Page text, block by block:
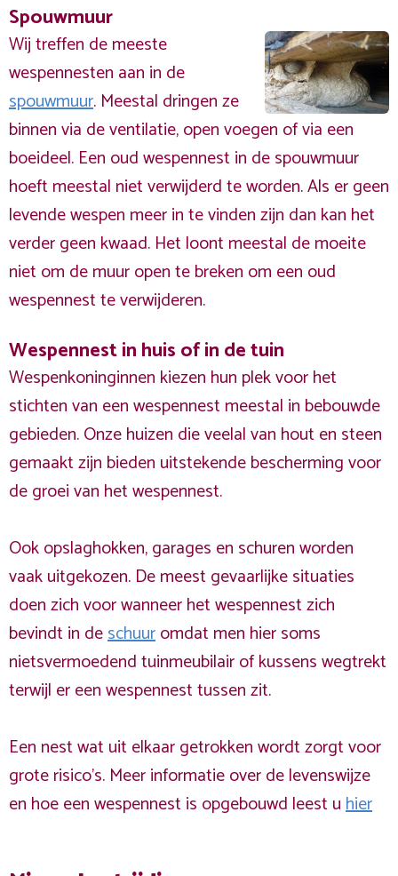
Spouwmuur
Wij treffen de meeste
wespennesten aan in de
spouwmuur. Meestal dringen ze
binnen via de ventilatie, open voegen of via een
boeideel. Een oud wespennest in de spouwmuur
hoeft meestal niet verwijderd te worden. Als er geen
levende wespen meer in te vinden zijn dan kan het
verder geen kwaad. Het loont meestal de moeite
niet om de muur open te breken om een oud
wespennest te verwijderen.
Wespennest in huis of in de tuin
Wespenkoninginnen kiezen hun plek voor het
stichten van een wespennest meestal in bebouwde
gebieden. Onze huizen die veelal van hout en steen
gemaakt zijn bieden uitstekende bescherming voor
de groei van het wespennest.
Ook opslaghokken, garages en schuren worden
vaak uitgekozen. De meest gevaarlijke situaties
doen zich voor wanneer het wespennest zich
bevindt in deschuuromdat men hier soms
nietsvermoedend tuinmeubilair of kussens wegtrekt
terwijl er een wespennest tussen zit.
Een nest wat uit elkaar getrokken wordt zorgt voor
grote risico's. Meer informatie over de levenswijze
en hoe een wespennest is opgebouwd leest uhier